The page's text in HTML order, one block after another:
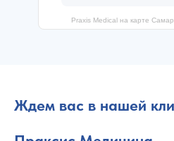
Praxis Medical на карте
Ждем вас в нашей